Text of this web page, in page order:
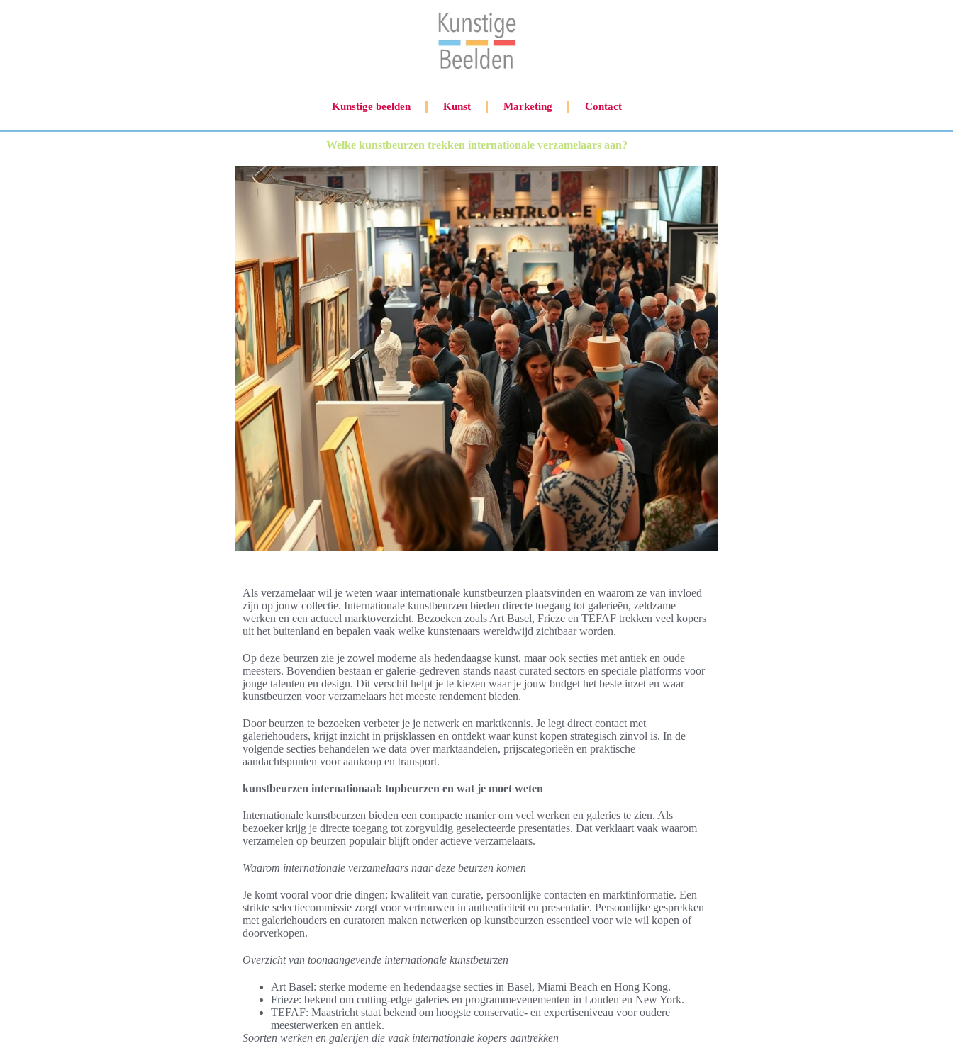
Kunstige beelden Kunst Marketing Contact
Welke kunstbeurzen trekken internationale verzamelaars aan?
Als verzamelaar wil je weten waar internationale kunstbeurzen plaatsvinden en waarom ze van invloed
zijn op jouw collectie. Internationale kunstbeurzen bieden directe toegang tot galerieën, zeldzame
werken en een actueel marktoverzicht. Bezoeken zoals Art Basel, Frieze en TEFAF trekken veel kopers
uit het buitenland en bepalen vaak welke kunstenaars wereldwijd zichtbaar worden.
Op deze beurzen zie je zowel moderne als hedendaagse kunst, maar ook secties met antiek en oude
meesters. Bovendien bestaan er galerie-gedreven stands naast curated sectors en speciale platforms voor
jonge talenten en design. Dit verschil helpt je te kiezen waar je jouw budget het beste inzet en waar
kunstbeurzen voor verzamelaars het meeste rendement bieden.
Door beurzen te bezoeken verbeter je je netwerk en marktkennis. Je legt direct contact met
galeriehouders, krijgt inzicht in prijsklassen en ontdekt waar kunst kopen strategisch zinvol is. In de
volgende secties behandelen we data over marktaandelen, prijscategorieën en praktische
aandachtspunten voor aankoop en transport.
kunstbeurzen internationaal: topbeurzen en wat je moet weten
Internationale kunstbeurzen bieden een compacte manier om veel werken en galeries te zien. Als
bezoeker krijg je directe toegang tot zorgvuldig geselecteerde presentaties. Dat verklaart vaak waarom
verzamelen op beurzen populair blijft onder actieve verzamelaars.
Waarom internationale verzamelaars naar deze beurzen komen
Je komt vooral voor drie dingen: kwaliteit van curatie, persoonlijke contacten en marktinformatie. Een
strikte selectiecommissie zorgt voor vertrouwen in authenticiteit en presentatie. Persoonlijke gesprekken
met galeriehouders en curatoren maken netwerken op kunstbeurzen essentieel voor wie wil kopen of
doorverkopen.
Overzicht van toonaangevende internationale kunstbeurzen
Art Basel: sterke moderne en hedendaagse secties in Basel, Miami Beach en Hong Kong.
Frieze: bekend om cutting-edge galeries en programmevenementen in Londen en New York.
TEFAF: Maastricht staat bekend om hoogste conservatie- en expertiseniveau voor oudere
meesterwerken en antiek.
Soorten werken en galerijen die vaak internationale kopers aantrekken